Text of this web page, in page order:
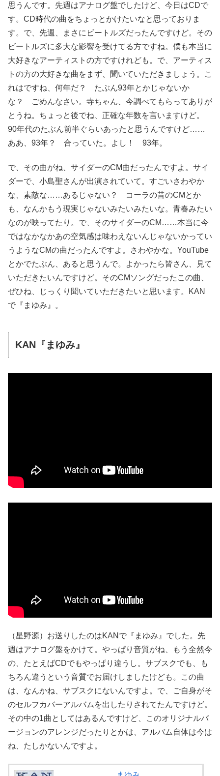
思うんです。先週はアナログ盤でしたけど、今日はCDで
す。CD時代の曲をちょっとかけたいなと思っておりま
す。で、先週、まさにビートルズだったんですけど。その
ビートルズに多大な影響を受けてる方ですね。僕も本当に
大好きなアーティストの方ですけれども。で、アーティス
トの方の大好きな曲をまず、聞いていただきましょう。こ
れはですね、何年だ？ たぶん93年とかじゃないか
な？ ごめんなさい。寺ちゃん、今調べてもらってありが
とうね。ちょっと後でね、正確な年数を言いますけど。
90年代のたぶん前半ぐらいあったと思うんですけど……
ああ、93年？ 合っていた。よし！ 93年。
で、その曲がね、サイダーのCM曲だったんですよ。サイ
ダーで、小島聖さんが出演されていて。すごいさわやか
な、素敵な……あるじゃない？ コーラの昔のCMとか
も、なんかもう現実じゃないみたいみたいな。青春みたい
なのが映ってたり。で、そのサイダーのCM……本当に今
ではなかなかあの空気感は味わえないんじゃないかってい
うようなCMの曲だったんですよ。さわやかな。YouTube
とかでたぶん、あると思うんで。よかったら皆さん、見て
いただきたいんですけど。そのCMソングだったこの曲、
ぜひね、じっくり聞いていただきたいと思います。KAN
で『まゆみ』。
KAN『まゆみ』
（星野源）お送りしたのはKANで『まゆみ』でした。先
週はアナログ盤をかけて。やっぱり音質がね、もう全然今
の、たとえばCDでもやっぱり違うし。サブスクでも、も
ちろん違うという音質でお届けしましたけども。この曲
は、なんかね、サブスクにないんですよ。で、ご自身がそ
のセルフカバーアルバムを出したりされてたんですけど。
その中の1曲としてはあるんですけど、このオリジナルバ
ージョンのアレンジだったりとかは、アルバム自体は今は
ね、たしかないんですよ。